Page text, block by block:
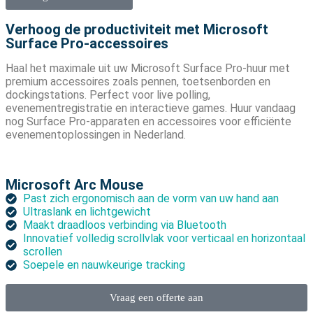
Verhoog de productiviteit met Microsoft
Surface Pro-accessoires
Haal het maximale uit uw Microsoft Surface Pro-huur met
premium accessoires zoals pennen, toetsenborden en
dockingstations. Perfect voor live polling,
evenementregistratie en interactieve games. Huur vandaag
nog Surface Pro-apparaten en accessoires voor efficiënte
evenementoplossingen in Nederland.
Microsoft Arc Mouse
Past zich ergonomisch aan de vorm van uw hand aan
Ultraslank en lichtgewicht
Maakt draadloos verbinding via Bluetooth
Innovatief volledig scrollvlak voor verticaal en horizontaal
scrollen
Soepele en nauwkeurige tracking
Vraag een offerte aan